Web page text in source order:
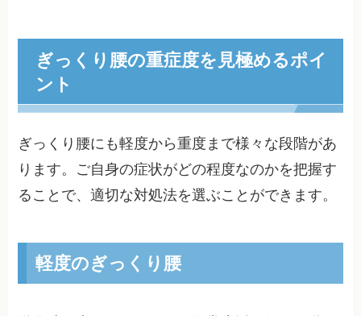
ぎっくり腰の重症度を見極めるポイ
ント
ぎっくり腰にも軽度から重度まで様々な段階があ
ります。ご自身の症状がどの程度なのかを把握す
ることで、適切な対処法を選ぶことができます。
軽度のぎっくり腰